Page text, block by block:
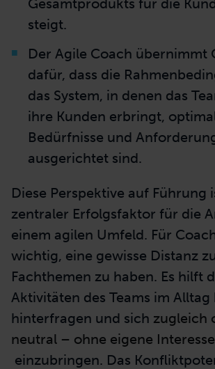
steigt.
Der Agile Coach übernimmt
dafür, dass die
das System, in denen das
ihre Kunden erbringt,
Bedürfnisse und
ausgerichtet sind.
Diese Perspektive auf Führung
zentraler Erfolgsfaktor für die
einem agilen Umfeld. Für
wichtig, eine gewisse Distanz
Fachthemen zu haben. Es hilft
Aktivitäten des Teams im
hinterfragen und sich zugleich
neutral – ohne eigene
einzubringen. Das